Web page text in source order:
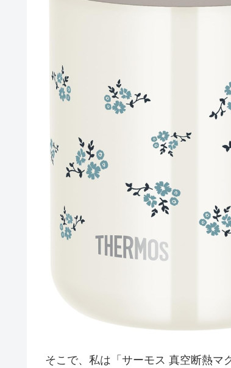
そこで、私は「サーモス 真空断熱マ